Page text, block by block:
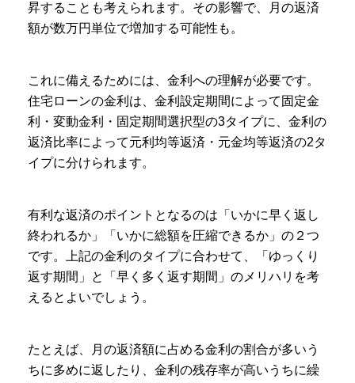
昇することも考えられます。その影響で、月の返済
額が数万円単位で増加する可能性も。
これに備えるためには、金利への理解が必要です。
住宅ローンの金利は、金利設定期間によって固定金
利・変動金利・固定期間選択型の3タイプに、金利の
返済比率によって元利均等返済・元金均等返済の2タ
イプに分けられます。
有利な返済のポイントとなるのは「いかに早く返し
終われるか」「いかに総額を圧縮できるか」の２つ
です。上記の金利のタイプに合わせて、「ゆっくり
返す期間」と「早く多く返す期間」のメリハリを考
えるとよいでしょう。
たとえば、月の返済額に占める金利の割合が多いう
ちに多めに返したり、金利の残存率が高いうちに繰